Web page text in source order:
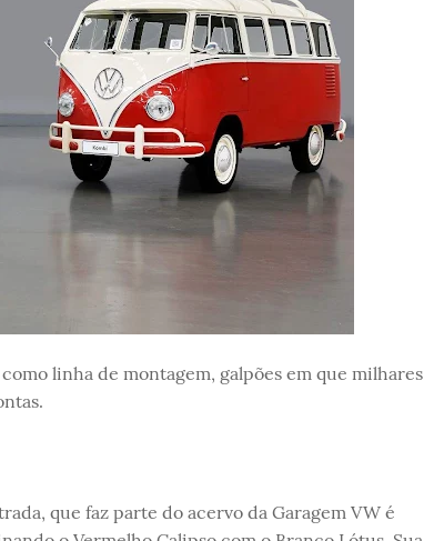
linha de montagem, galpões em que milhares
que faz parte do acervo da Garagem VW é